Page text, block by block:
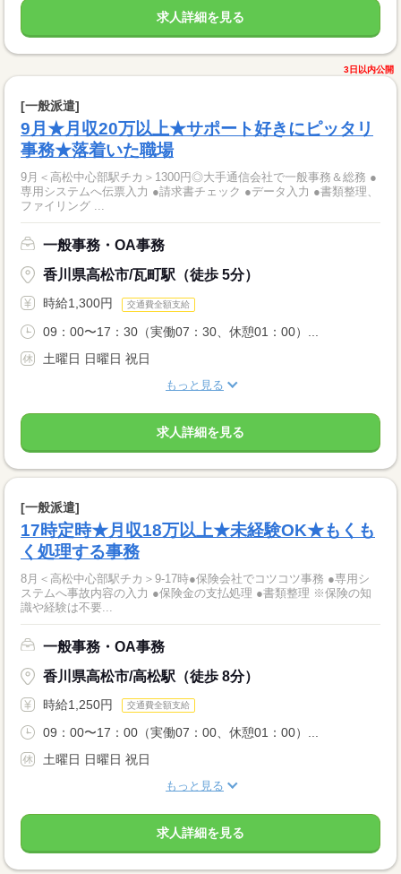
求人詳細を見る
3日以内公開
[一般派遣]
9月★月収20万以上★サポート好きにピッタリ
事務★落着いた職場
9月＜高松中心部駅チカ＞1300円◎大手通信会社で一般事務＆総務 ●
専用システムへ伝票入力 ●請求書チェック ●データ入力 ●書類整理、
ファイリング ...
一般事務・OA事務
香川県高松市/瓦町駅（徒歩 5分）
時給1,300円 交通費全額支給
09：00〜17：30（実働07：30、休憩01：00）...
土曜日 日曜日 祝日
もっと見る
求人詳細を見る
[一般派遣]
17時定時★月収18万以上★未経験OK★もくも
く処理する事務
8月＜高松中心部駅チカ＞9‐17時●保険会社でコツコツ事務 ●専用シ
ステムへ事故内容の入力 ●保険金の支払処理 ●書類整理 ※保険の知
識や経験は不要...
一般事務・OA事務
香川県高松市/高松駅（徒歩 8分）
時給1,250円 交通費全額支給
09：00〜17：00（実働07：00、休憩01：00）...
土曜日 日曜日 祝日
もっと見る
求人詳細を見る